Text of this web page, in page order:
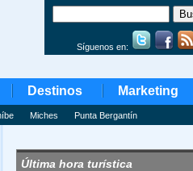
Síguenos en:
Destinos Marketing
Miches Punta Bergantín
Última hora turística